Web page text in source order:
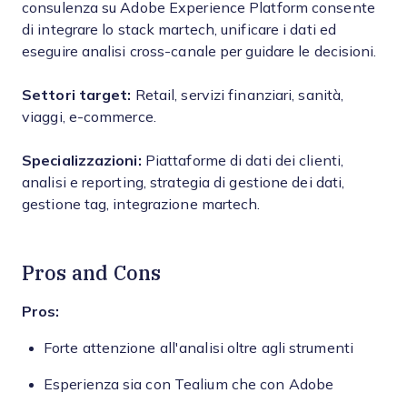
consulenza su Adobe Experience Platform consente
di integrare lo stack martech, unificare i dati ed
eseguire analisi cross-canale per guidare le decisioni.
Settori target: Retail, servizi finanziari, sanità,
viaggi, e-commerce.
Specializzazioni: Piattaforme di dati dei clienti,
analisi e reporting, strategia di gestione dei dati,
gestione tag, integrazione martech.
Pros and Cons
Pros:
Forte attenzione all'analisi oltre agli strumenti
Esperienza sia con Tealium che con Adobe